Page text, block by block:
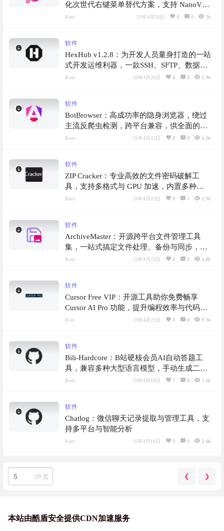
化次世代右键菜单替代方案，支持 NanoVG
和 ThorVG 双渲染后端
Root 25年4月28日 0 0 1k
软件
HexHub v1.2.8：为开发人员量身打造的一站
式开发运维利器，一款SSH、SFTP、数据
库、Docker 跨平台桌面客户端
Root 25年4月26日 0 0 2.9k
软件
BotBrowser：高成功率的隐身浏览器，绕过
主流反爬虫检测，跨平台兼容，供全面的指
纹伪装，为用户提供高效、稳定的自动化浏
Root 25年4月23日 0 0 4.3k
软件
ZIP Cracker：专业高效的文件密码破解工
具，支持多格式与 GPU 加速，内置多种高
效破解算法，同时拥有环境自检与修复功能
Root 25年4月23日 0 1 2.9k
软件
ArchiveMaster：开源跨平台文件管理工具
集，一站式搞定文件处理、备份与同步，满
足用户多样化的文件管理需求
Root 25年4月23日 0 0 4.8k
软件
Cursor Free VIP：开源工具助你免费畅享
Cursor AI Pro 功能，提升编程效率与代码质
量，提供重置机器 ID 的功能
Root 25年4月21日 0 0 9.1k
软件
Bili-Hardcore：B站硬核会员AI自动答题工
具，兼容多种大型语言模型，手动生成二维
码，解决乱码问题，提升登录体验
Root 25年4月18日 1 0 1.3k
软件
Chatlog：微信聊天记录提取与管理工具，支
持多平台与智能分析
Root 25年4月16日 0 0 2.4k
/29 页 ❮ ❯
本站由酷盾安全提供CDN加速服务